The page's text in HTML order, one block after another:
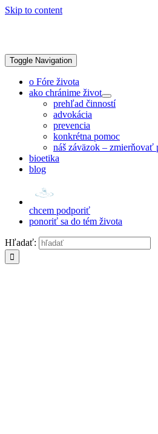
Skip to content
Toggle Navigation
o Fóre života
ako chránime život
prehľad činností
advokácia
prevencia
konkrétna pomoc
náš záväzok – zmierňovať
bioetika
blog
chcem podporiť
ponoriť sa do tém života
Hľadať: